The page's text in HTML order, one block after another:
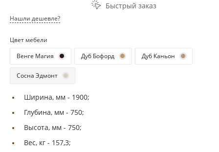
Быстрый заказ
Нашли дешевле?
Цвет мебели
Венге Магия
Дуб Бофорд Дуб Каньон
Сосна Эдмонт
Ширина, мм - 1900;
Глубина, мм - 750;
Высота, мм - 750;
Вес, кг - 157,3;